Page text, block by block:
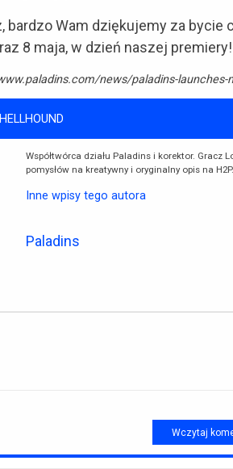
bardzo Wam dziękujemy za
8 maja, w dzień naszej premiery!
news/paladins-launches-
Współtwórca działu Paladins i korektor. Gracz
pomysłów na kreatywny i oryginalny opis na H2P.
Inne wpisy tego autora
Paladins
Wczytaj